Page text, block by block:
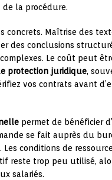
la procédure.
concrets. Maîtrise des
des conclusions
Le coût peut
protection juridique,
vos contrats avant
permet de bénéficier
se fait auprès du
conditions de
reste trop peu utilisé,
salariés.